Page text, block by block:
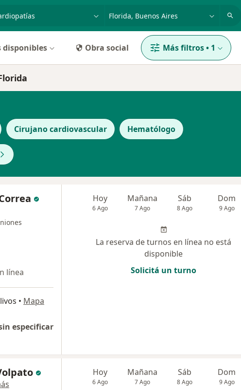
enfermedad o nombre
disponibles Obra social Más filtros• 1
Cirujano cardiovascular Hematólogo
línea
• Mapa
especificar
Hoy
6 Ago
Mañana
7 Ago
Sáb
8 Ago
Dom
9 Ago
La reserva de turnos en línea no está
disponible
Solicitá un turno
Hoy
6 Ago
Mañana
7 Ago
Sáb
8 Ago
Dom
9 Ago